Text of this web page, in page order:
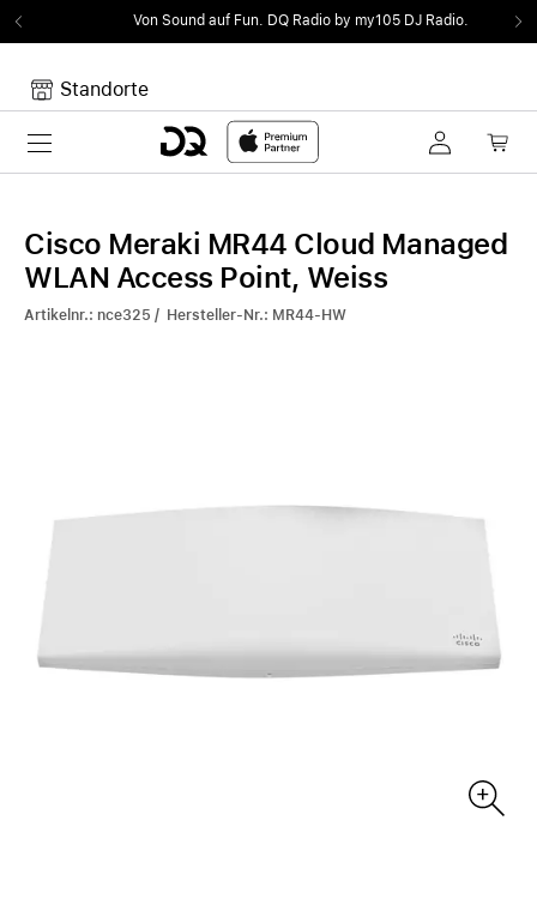
Von Sound auf Fun. DQ Radio by my105 DJ Radio.
Standorte
Toggle navigation
Cisco Meraki MR44 Cloud Managed
WLAN Access Point, Weiss
Artikelnr.: nce325 / Hersteller-Nr.: MR44-HW